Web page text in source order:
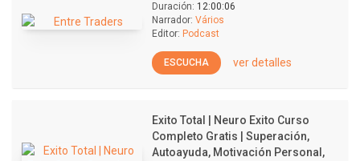
Duración: 12:00:06
Narrador: Vários
Editor: Podcast
ESCUCHA ver detalles
Exito Total | Neuro Exito Curso
Completo Gratis | Superación,
Autoayuda, Motivación Personal,